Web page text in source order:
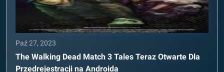
Paź 27, 2023
The Walking Dead Match 3 Tales Teraz Otwarte Dla
Przedrejestracji na Androida